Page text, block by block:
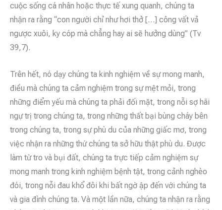
cuộc sống cá nhân hoặc thực tế xung quanh, chúng ta
nhận ra rằng “con người chỉ như hơi thở […] công vất vả
ngược xuôi, ky cóp mà chẳng hay ai sẽ hưởng dùng” (Tv
39,7).
Trên hết, nó dạy chúng ta kinh nghiệm về sự mong manh,
điều mà chúng ta cảm nghiệm trong sự mệt mỏi, trong
những điểm yếu mà chúng ta phải đối mặt, trong nỗi sợ hãi
ngự trị trong chúng ta, trong những thất bại bùng cháy bên
trong chúng ta, trong sự phù du của những giấc mơ, trong
việc nhận ra những thứ chúng ta sở hữu thật phù du. Được
làm từ tro và bụi đất, chúng ta trực tiếp cảm nghiệm sự
mong manh trong kinh nghiệm bệnh tật, trong cảnh nghèo
đói, trong nỗi đau khổ đôi khi bất ngờ ập đến với chúng ta
và gia đình chúng ta. Và một lần nữa, chúng ta nhận ra rằng